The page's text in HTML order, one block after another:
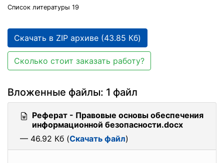
Список литературы 19
Скачать в ZIP архиве (43.85 Кб)
Сколько стоит заказать работу?
Вложенные файлы: 1 файл
Реферат - Правовые основы обеспечения
информационной безопасности.docx
— 46.92 Кб (Скачать файл)